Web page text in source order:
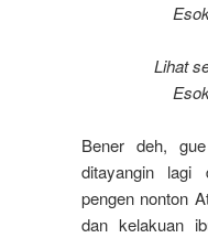
Lihat
Bener deh,
ditayangin lagi
pengen nonton
dan kelakuan